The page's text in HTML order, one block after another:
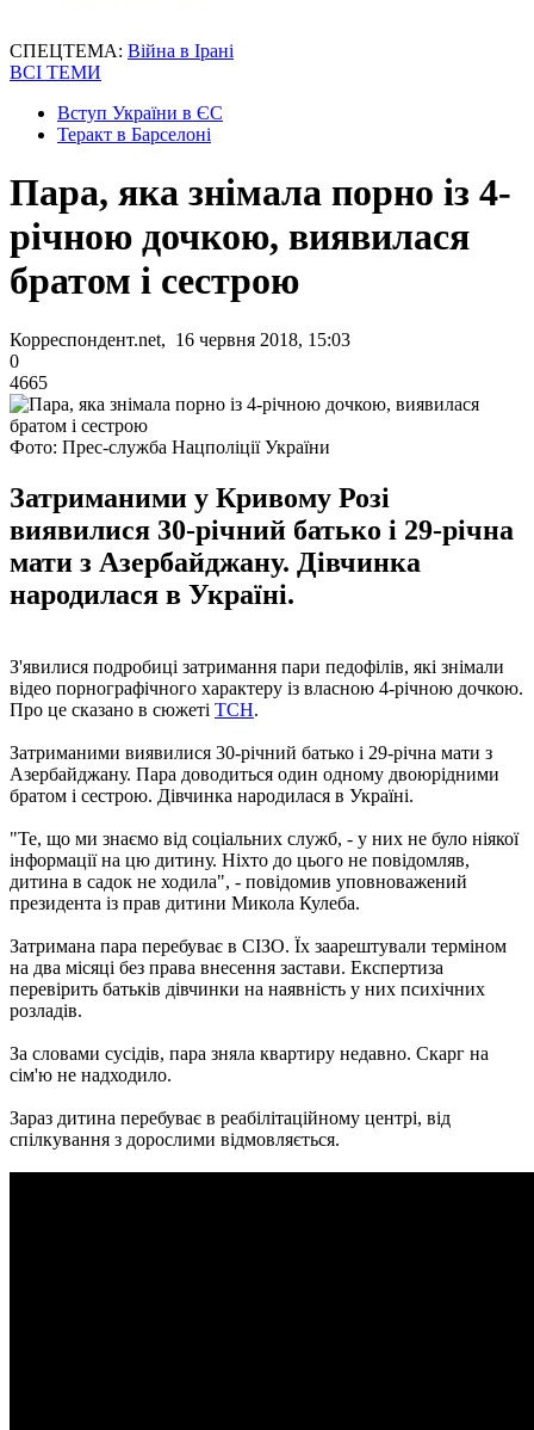
СПЕЦТЕМА: Війна в Ірані
ВСІ ТЕМИ
Вступ України в ЄС
Теракт в Барселоні
Пара, яка знімала порно із 4-
річною дочкою, виявилася
братом і сестрою
Корреспондент.net, 16 червня 2018, 15:03
0
4665
Фото: Прес-служба Нацполіції України
Затриманими у Кривому Розі
виявилися 30-річний батько і 29-річна
мати з Азербайджану. Дівчинка
народилася в Україні.
З'явилися подробиці затримання пари педофілів, які знімали
відео порнографічного характеру із власною 4-річною дочкою.
Про це сказано в сюжеті ТСН.
Затриманими виявилися 30-річний батько і 29-річна мати з
Азербайджану. Пара доводиться один одному двоюрідними
братом і сестрою. Дівчинка народилася в Україні.
"Те, що ми знаємо від соціальних служб, - у них не було ніякої
інформації на цю дитину. Ніхто до цього не повідомляв,
дитина в садок не ходила", - повідомив уповноважений
президента із прав дитини Микола Кулеба.
Затримана пара перебуває в СІЗО. Їх заарештували терміном
на два місяці без права внесення застави. Експертиза
перевірить батьків дівчинки на наявність у них психічних
розладів.
За словами сусідів, пара зняла квартиру недавно. Скарг на
сім'ю не надходило.
Зараз дитина перебуває в реабілітаційному центрі, від
спілкування з дорослими відмовляється.